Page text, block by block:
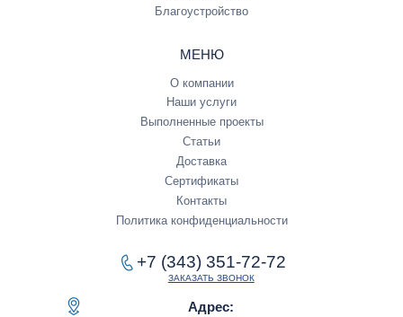
Благоустройство
МЕНЮ
О компании
Наши услуги
Выполненные проекты
Статьи
Доставка
Сертификаты
Контакты
Политика конфиденциальности
+7 (343) 351-72-72
ЗАКАЗАТЬ ЗВОНОК
Адрес: